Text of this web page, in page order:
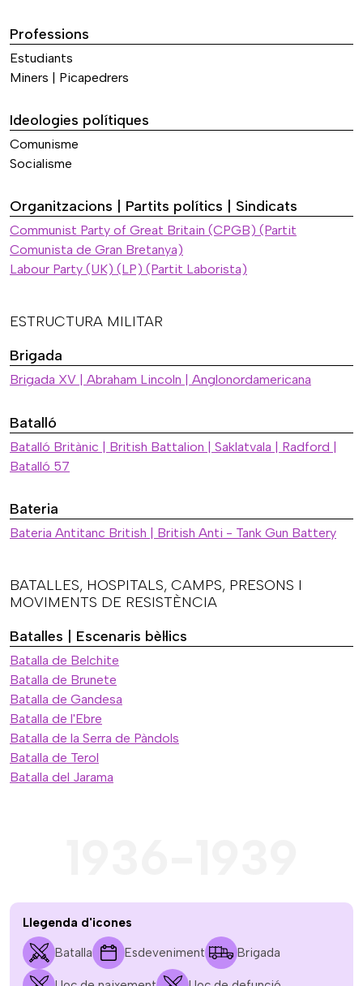
Professions
Estudiants
Miners | Picapedrers
Ideologies polítiques
Comunisme
Socialisme
Organitzacions | Partits polítics | Sindicats
Communist Party of Great Britain (CPGB) (Partit
Comunista de Gran Bretanya)
Labour Party (UK) (LP) (Partit Laborista)
ESTRUCTURA MILITAR
Brigada
Brigada XV | Abraham Lincoln | Anglonordamericana
Batalló
Batalló Britànic | British Battalion | Saklatvala | Radford |
Batalló 57
Bateria
Bateria Antitanc British | British Anti - Tank Gun Battery
BATALLES, HOSPITALS, CAMPS, PRESONS I
MOVIMENTS DE RESISTÈNCIA
Batalles | Escenaris bèl·lics
Batalla de Belchite
Batalla de Brunete
Batalla de Gandesa
Batalla de l'Ebre
Batalla de la Serra de Pàndols
Batalla de Terol
Batalla del Jarama
Llegenda d'icones
Batalla Esdeveniment Brigada